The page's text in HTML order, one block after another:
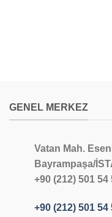
GENEL MERKEZ
Vatan Mah.
Bayrampaşa/
+90 (212) 501 54
+90 (212) 501 54